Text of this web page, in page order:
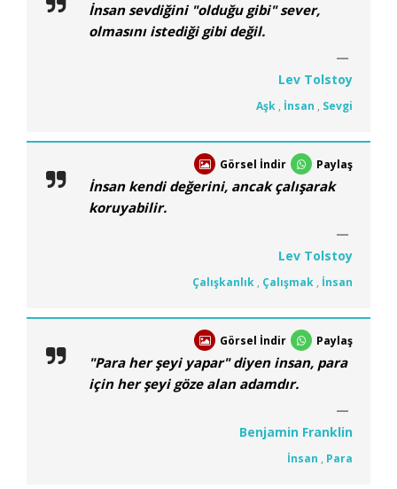
İnsan sevdiğini "olduğu gibi" sever,
olmasını istediği gibi değil.
Lev Tolstoy
Aşk , İnsan , Sevgi
Görsel İndir Paylaş
İnsan kendi değerini, ancak çalışarak
koruyabilir.
Lev Tolstoy
Çalışkanlık , Çalışmak , İnsan
Görsel İndir Paylaş
"Para her şeyi yapar" diyen insan, para
için her şeyi göze alan adamdır.
Benjamin Franklin
İnsan , Para